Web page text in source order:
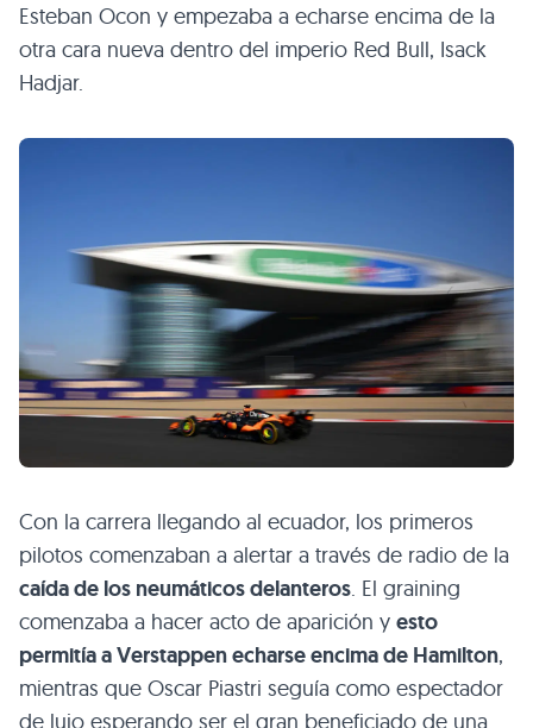
Esteban Ocon y empezaba a echarse encima de la
otra cara nueva dentro del imperio Red Bull, Isack
Hadjar.
Con la carrera llegando al ecuador, los primeros
pilotos comenzaban a alertar a través de radio de la
caída de los neumáticos delanteros. El graining
comenzaba a hacer acto de aparición y esto
permitía a Verstappen echarse encima de Hamilton,
mientras que Oscar Piastri seguía como espectador
de lujo esperando ser el gran beneficiado de una